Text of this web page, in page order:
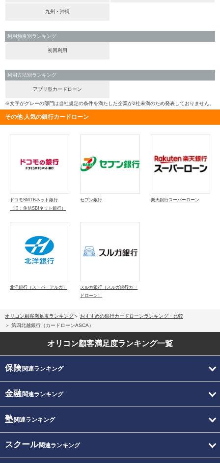
九州・沖縄
利用頻度別ランキング
初回利用
利用方法別ランキング
アプリ型カードローン
※文字がグレーの部門は当社規定の条件を満たした企業が2社未満のため発表しておりません。
その他 人気の銀行カードローン
ドコモSMTBネット銀行
（旧：住信SBIネット銀行）
セブン銀行 楽天銀行スーパーローン
北洋銀行（スーパーアルカ）
スルガ銀行（スルガ銀行カー
ドローン）
オリコン顧客満足度ランキング
おすすめの銀行カードローンランキング・比較
第四北越銀行（カードローンASCA）
オリコン顧客満足度ランキング一覧
保険関連ランキング
金融関連ランキング
塾関連ランキング
スクール関連ランキング